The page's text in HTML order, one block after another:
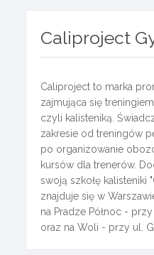
Caliproject
Caliproject to marka
zajmująca się treningiem
czyli kalisteniką.
zakresie od treningów
po organizowanie
kursów dla trenerów.
swoją szkołę kalisteniki
znajduje się w
na Pradze Północ -
oraz na Woli - przy ul.